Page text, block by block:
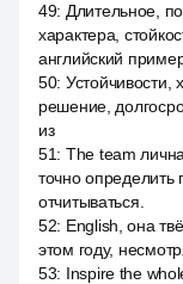
49: Длительное,
характера,
английский
50: Устойчивости,
решение,
из
51: The team
точно
отчитываться.
52: English, она
этом году,
53: Inspire the